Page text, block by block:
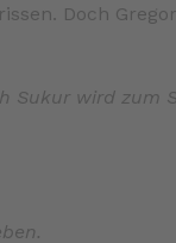
Doch
Sukur wird zum